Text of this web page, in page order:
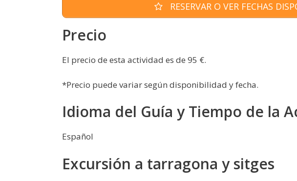
RESERVAR O VER FECHAS
Precio
El precio de esta actividad es de 95 €.
*Precio puede variar según disponibilidad y fecha.
Idioma del Guía y Tiempo de la
Español
Excursión a tarragona y sitges